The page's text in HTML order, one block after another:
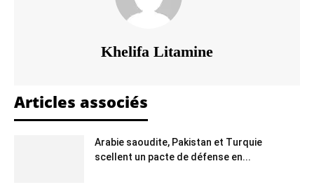
Khelifa Litamine
Articles associés
Arabie saoudite, Pakistan et Turquie
scellent un pacte de défense en...